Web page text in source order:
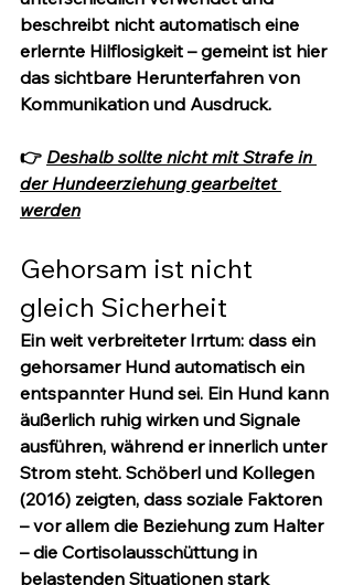
beschreibt nicht automatisch eine
erlernte Hilflosigkeit – gemeint ist hier
das sichtbare Herunterfahren von
Kommunikation und Ausdruck.
👉 Deshalb sollte nicht mit Strafe in
der Hundeerziehung gearbeitet
werden
Gehorsam ist nicht
gleich Sicherheit
Ein weit verbreiteter Irrtum: dass ein
gehorsamer Hund automatisch ein
entspannter Hund sei. Ein Hund kann
äußerlich ruhig wirken und Signale
ausführen, während er innerlich unter
Strom steht. Schöberl und Kollegen
(2016) zeigten, dass soziale Faktoren
– vor allem die Beziehung zum Halter
– die Cortisolausschüttung in
belastenden Situationen stark